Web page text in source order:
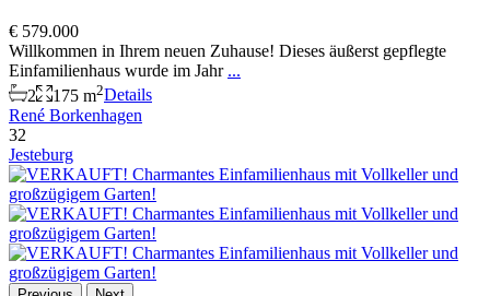
€ 579.000
Willkommen in Ihrem neuen Zuhause! Dieses äußerst gepflegte
Einfamilienhaus wurde im Jahr ...
2
175 m2Details
René Borkenhagen
32
Jesteburg